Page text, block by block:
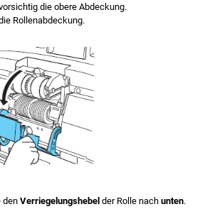
die obere Abdeckung.
Rollenabdeckung.
denVerriegelungshebelder Rolle nachunten.